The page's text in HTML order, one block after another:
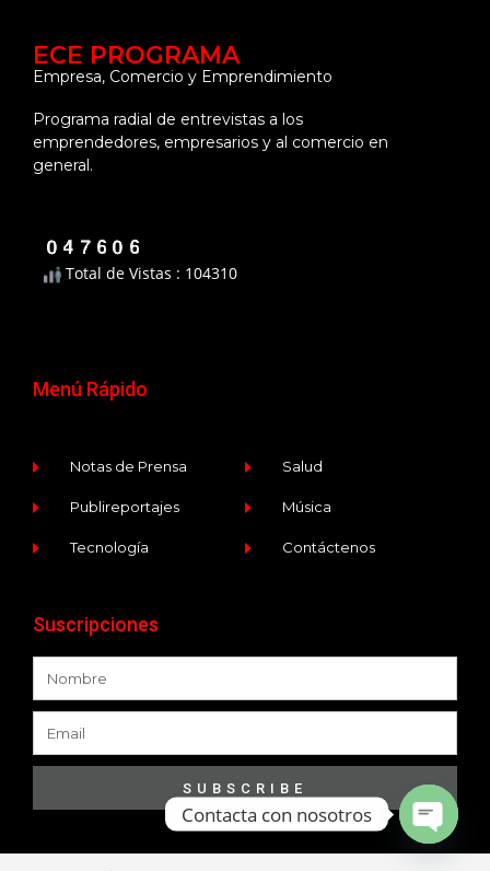
ECE PROGRAMA
Empresa, Comercio y Emprendimiento
Programa radial de entrevistas a los
emprendedores, empresarios y al comercio en
general.
Total de Vistas : 104310
Menú Rápido
Notas de Prensa
Publireportajes
Tecnología
Salud
Música
Contáctenos
Suscripciones
SUBSCRIBE
Contacta con nosotros
Open